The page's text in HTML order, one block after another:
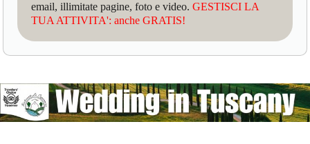
email, illimitate pagine, foto e video.GESTISCI LA
TUA ATTIVITA': anche GRATIS!